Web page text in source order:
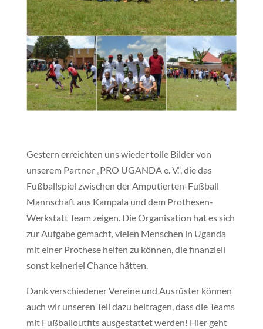
Gestern erreichten uns wieder tolle Bilder von
unserem Partner „PRO UGANDA e. V.“, die das
Fußballspiel zwischen der Amputierten-Fußball
Mannschaft aus Kampala und dem Prothesen-
Werkstatt Team zeigen. Die Organisation hat es sich
zur Aufgabe gemacht, vielen Menschen in Uganda
mit einer Prothese helfen zu können, die finanziell
sonst keinerlei Chance hätten.
Dank verschiedener Vereine und Ausrüster können
auch wir unseren Teil dazu beitragen, dass die Teams
mit Fußballoutfits ausgestattet werden! Hier geht